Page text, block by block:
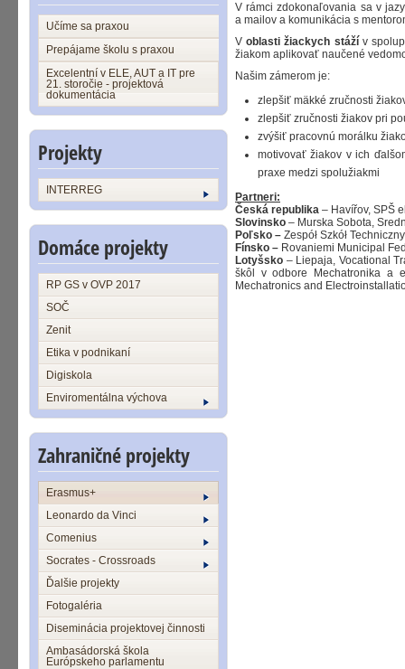
Učíme sa praxou
Prepájame školu s praxou
Excelentní v ELE, AUT a IT pre
21. storočie - projektová
dokumentácia
Projekty
INTERREG
Domáce projekty
RP GS v OVP 2017
SOČ
Zenit
Etika v podnikaní
Digiskola
Enviromentálna výchova
Zahraničné projekty
Erasmus+
Leonardo da Vinci
Comenius
Socrates - Crossroads
Ďalšie projekty
Fotogaléria
Diseminácia projektovej činnosti
Ambasádorská škola
Európskeho parlamentu
V rámci zdokonaľovania sa v
a mailov a komunikácia s
V oblasti žiackych stáží v
žiakom aplikovať naučené
Našim zámerom je:
zlepšiť mäkké zručnosti
zlepšiť zručnosti žiakov pri
zvýšiť pracovnú morálku
motivovať žiakov v ich
praxe medzi spolužiakmi
Partneri:
Česká republika – Havířov, SPŠ
Slovinsko – Murska Sobota,
Poľsko – Zespół Szkół
Fínsko – Rovaniemi Municipal
Lotyšsko – Liepaja, Vocational
škôl v odbore Mechatronika a
Mechatronics and